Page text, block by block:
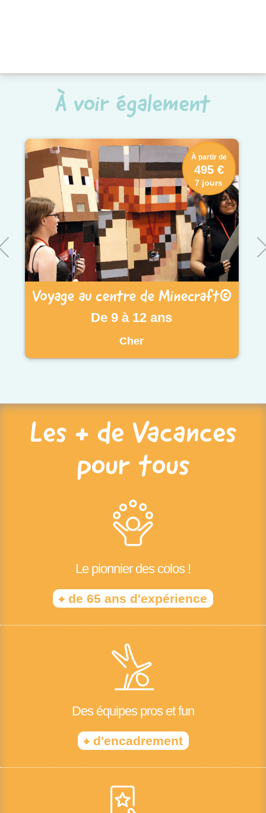
À voir également
Voyage au centre de Minecraft©
De 9 à 12 ans
Cher
À partir de
495 €
7 jours
Les + de Vacances
pour tous
Le pionnier des colos !
+ de 65 ans d'expérience
Des équipes pros et fun
+d'encadrement